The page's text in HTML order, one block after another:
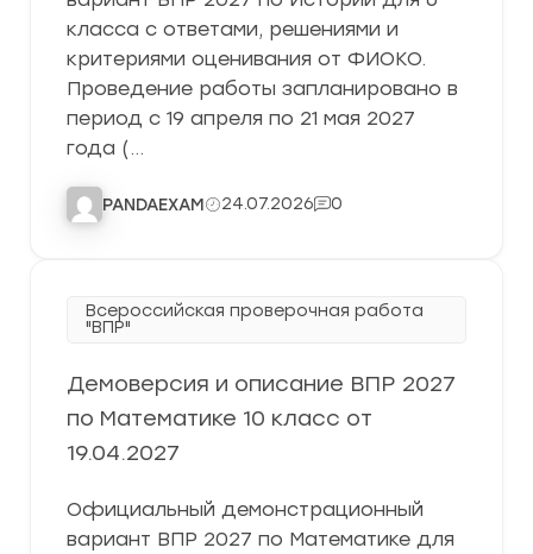
класса с ответами, решениями и
критериями оценивания от ФИОКО.
Проведение работы запланировано в
период с 19 апреля по 21 мая 2027
года (…
PANDAEXAM 24.07.2026 0
Всероссийская проверочная работа
"ВПР"
Демоверсия и описание ВПР 2027
по Математике 10 класс от
19.04.2027
Официальный демонстрационный
вариант ВПР 2027 по Математике для